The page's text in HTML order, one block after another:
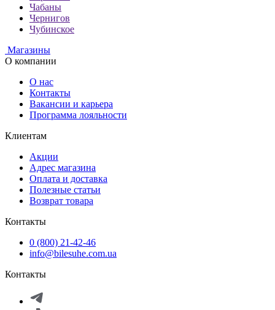
Чабаны
Чернигов
Чубинское
Магазины
О компании
О нас
Контакты
Вакансии и карьера
Программа лояльности
Клиентам
Акции
Адрес магазина
Оплата и доставка
Полезные статьи
Возврат товара
Контакты
0 (800) 21-42-46
info@bilesuhe.com.ua
Контакты